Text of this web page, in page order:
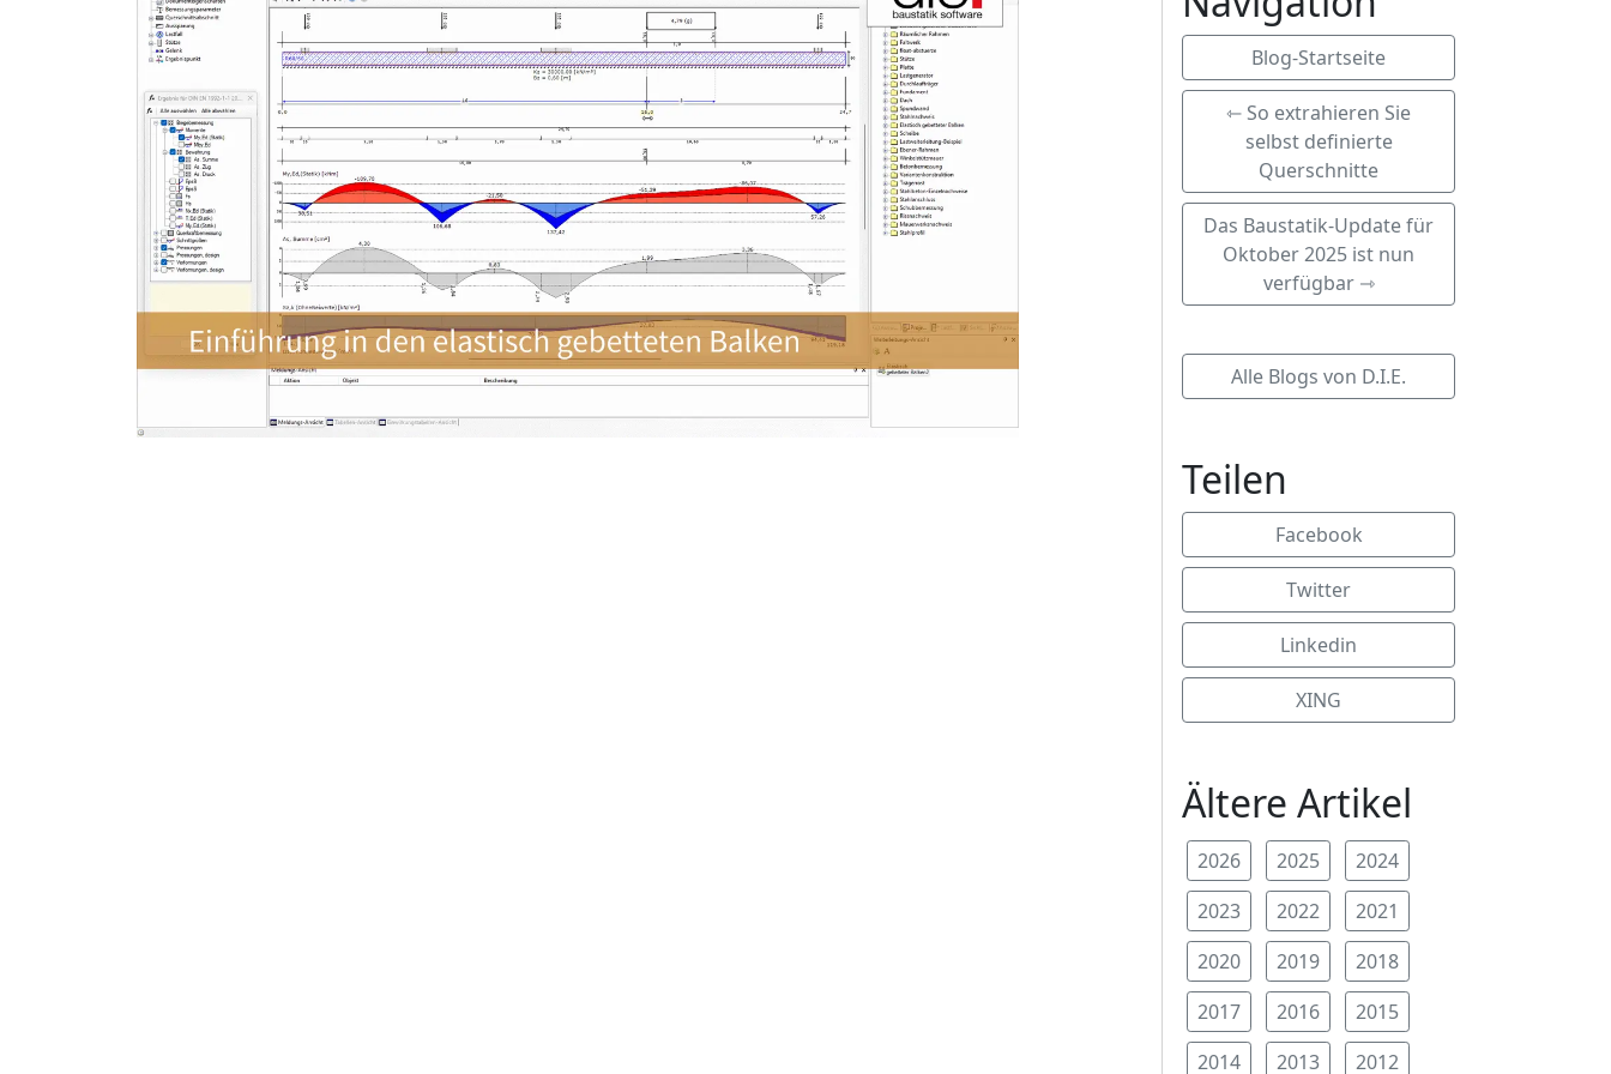
Blog-Startseite
⇽ So extrahieren Sie
selbst definierte
Querschnitte
Das Baustatik-Update für
Oktober 2025 ist nun
verfügbar ⇾
Alle Blogs von D.I.E.
Teilen
Facebook
Twitter
Linkedin
XING
Ältere Artikel
2026 2025
2024
2023
2022
2021
2020
2019
2018
2017
2016
2015
2014
2013 2012